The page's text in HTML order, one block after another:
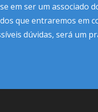
em ser um associado
que entraremos em
dúvidas, será um